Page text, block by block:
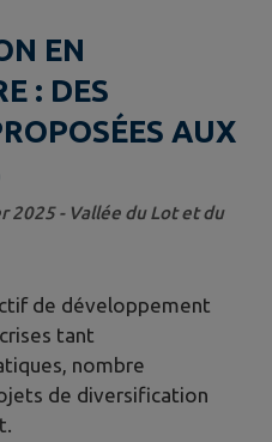
EN
: DES
AUX
2025 - Vallée du Lot et du
de développement
tant
nombre
de diversification